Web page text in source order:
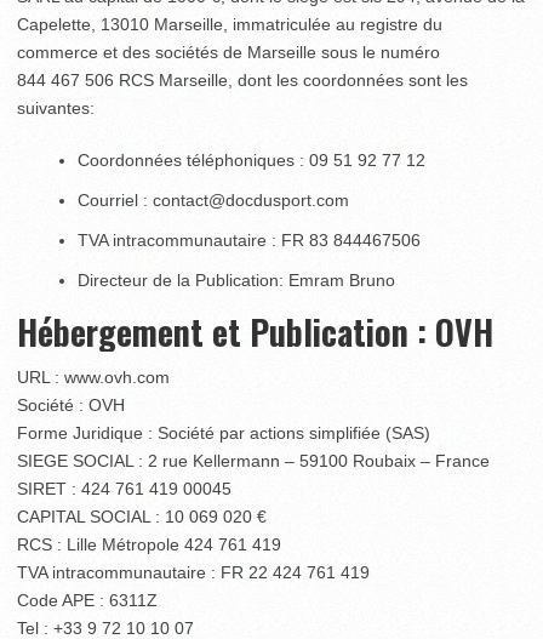
Capelette, 13010 Marseille, immatriculée au registre du
commerce et des sociétés de Marseille sous le numéro
844 467 506 RCS Marseille, dont les coordonnées sont les
suivantes:
Coordonnées téléphoniques : 09 51 92 77 12
Courriel : contact@docdusport.com
TVA intracommunautaire : FR 83 844467506
Directeur de la Publication: Emram Bruno
Hébergement et Publication : OVH
URL : www.ovh.com
Société : OVH
Forme Juridique : Société par actions simplifiée (SAS)
SIEGE SOCIAL : 2 rue Kellermann – 59100 Roubaix – France
SIRET : 424 761 419 00045
CAPITAL SOCIAL : 10 069 020 €
RCS : Lille Métropole 424 761 419
TVA intracommunautaire : FR 22 424 761 419
Code APE : 6311Z
Tel : +33 9 72 10 10 07